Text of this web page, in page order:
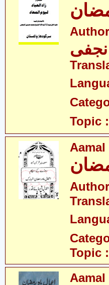
Topic :
Aamal
Topic :
Aamal